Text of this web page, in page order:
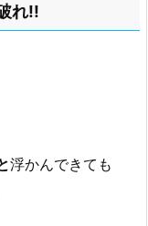
れ!!
浮かんできても